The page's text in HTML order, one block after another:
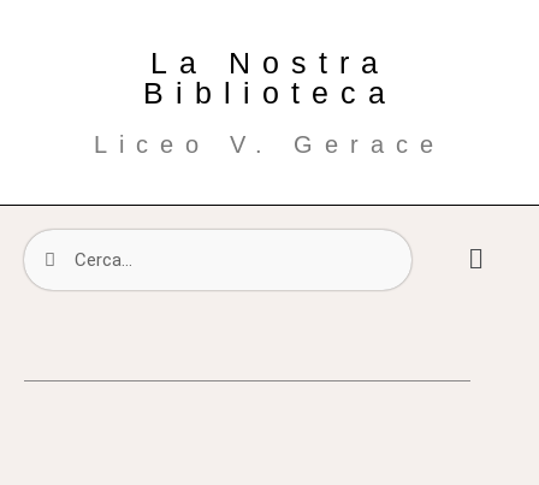
La Nostra
Biblioteca
Liceo V. Gerace